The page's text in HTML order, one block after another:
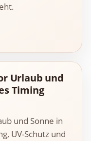
Urlaub und
Timing
und Sonne in
UV-Schutz und